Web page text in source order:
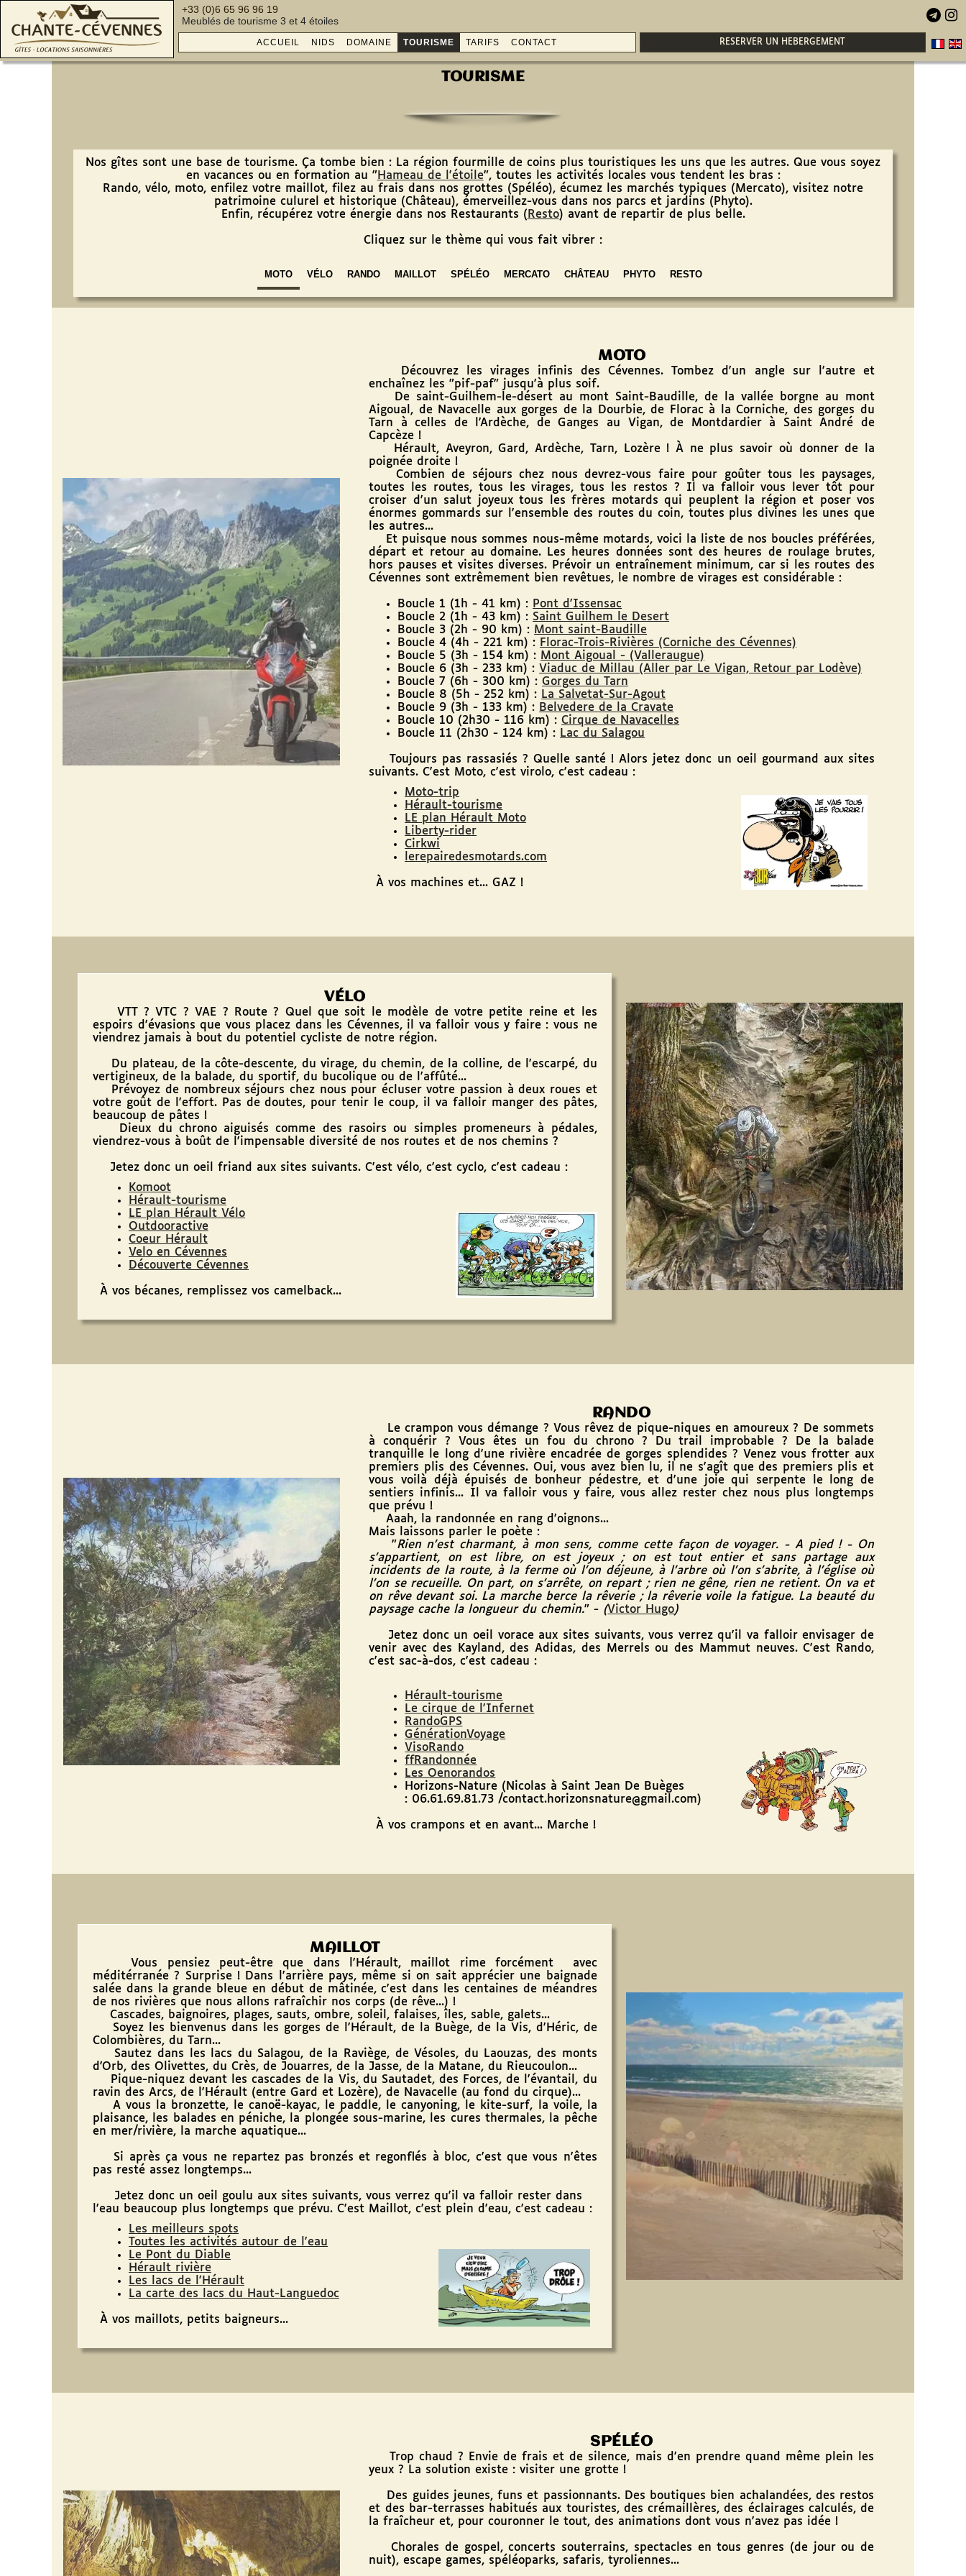
+33 (0)6 65 96 96 19
Meublés de tourisme 3 et 4 étoiles
 
ACCUEIL NIDS DOMAINE TOURISME TARIFS CONTACT RESERVER UN HEBERGEMENT
TOURISME
Nos gîtes sont une base de tourisme. Ça tombe bien : La région fourmille de coins plus touristiques les uns que les autres. Que vous soyez
en vacances ou en formation au " Hameau de l'étoile", toutes les activités locales vous tendent les bras :
Rando, vélo, moto, enfilez votre maillot, filez au frais dans nos grottes (Spéléo), écumez les marchés typiques (Mercato), visitez notre
patrimoine culurel et historique (Château), émerveillez-vous dans nos parcs et jardins (Phyto).
Enfin, récupérez votre énergie dans nos Restaurants ( Resto) avant de repartir de plus belle.
Cliquez sur le thème qui vous fait vibrer :
MOTO VÉLO RANDO MAILLOT SPÉLÉO MERCATO CHÂTEAU PHYTO RESTO
MOTO
Découvrez les virages infinis des Cévennes. Tombez d'un angle sur l'autre et
enchaînez les "pif-paf" jusqu'à plus soif.
De saint-Guilhem-le-désert au mont Saint-Baudille, de la vallée borgne au mont
Aigoual, de Navacelle aux gorges de la Dourbie, de Florac à la Corniche, des gorges du
Tarn à celles de l'Ardèche, de Ganges au Vigan, de Montdardier à Saint André de
Capcèze !
Hérault, Aveyron, Gard, Ardèche, Tarn, Lozère ! À ne plus savoir où donner de la
poignée droite !
Combien de séjours chez nous devrez-vous faire pour goûter tous les paysages,
toutes les routes, tous les virages, tous les restos ? Il va falloir vous lever tôt pour
croiser d'un salut joyeux tous les frères motards qui peuplent la région et poser vos
énormes gommards sur l'ensemble des routes du coin, toutes plus divines les unes que
les autres...
Et puisque nous sommes nous-même motards, voici la liste de nos boucles préférées,
départ et retour au domaine. Les heures données sont des heures de roulage brutes,
hors pauses et visites diverses. Prévoir un entraînement minimum, car si les routes des
Cévennes sont extrêmement bien revêtues, le nombre de virages est considérable :
Boucle 1 (1h - 41 km) : Pont d'Issensac
Boucle 2 (1h - 43 km) : Saint Guilhem le Desert
Boucle 3 (2h - 90 km) : Mont saint-Baudille
Boucle 4 (4h - 221 km) : Florac-Trois-Rivières (Corniche des Cévennes)
Boucle 5 (3h - 154 km) : Mont Aigoual - (Valleraugue)
Boucle 6 (3h - 233 km) : Viaduc de Millau (Aller par Le Vigan, Retour par Lodève)
Boucle 7 (6h - 300 km) :Gorges du Tarn
Boucle 8 (5h - 252 km) : La Salvetat-Sur-Agout
Boucle 9 (3h - 133 km) : Belvedere de la Cravate
Boucle 10 (2h30 - 116 km) :Cirque de Navacelles
Boucle 11 (2h30 - 124 km) : Lac du Salagou
Toujours pas rassasiés ? Quelle santé ! Alors jetez donc un oeil gourmand aux sites
suivants. C'est Moto, c'est virolo, c'est cadeau :
Moto-trip
Hérault-tourisme
LE plan Hérault Moto
Liberty-rider
Cirkwi
lerepairedesmotards.com
À vos machines et... GAZ !
VÉLO
VTT ? VTC ? VAE ? Route ? Quel que soit le modèle de votre petite reine et les
espoirs d'évasions que vous placez dans les Cévennes, il va falloir vous y faire : vous ne
viendrez jamais à bout du potentiel cycliste de notre région.
Du plateau, de la côte-descente, du virage, du chemin, de la colline, de l'escarpé, du
vertigineux, de la balade, du sportif, du bucolique ou de l'affûté...
Prévoyez de nombreux séjours chez nous pour écluser votre passion à deux roues et
votre goût de l'effort. Pas de doutes, pour tenir le coup, il va falloir manger des pâtes,
beaucoup de pâtes !
Dieux du chrono aiguisés comme des rasoirs ou simples promeneurs à pédales,
viendrez-vous à boût de l'impensable diversité de nos routes et de nos chemins ?
Jetez donc un oeil friand aux sites suivants. C'est vélo, c'est cyclo, c'est cadeau :
Komoot
Hérault-tourisme
LE plan Hérault Vélo
Outdooractive
Coeur Hérault
Velo en Cévennes
Découverte Cévennes
À vos bécanes, remplissez vos camelback...
RANDO
Le crampon vous démange ? Vous rêvez de pique-niques en amoureux ? De sommets
à conquérir ? Vous êtes un fou du chrono ? Du trail improbable ? De la balade
tranquille le long d'une rivière encadrée de gorges splendides ? Venez vous frotter aux
premiers plis des Cévennes. Oui, vous avez bien lu, il ne s'agît que des premiers plis et
vous voilà déjà épuisés de bonheur pédestre, et d'une joie qui serpente le long de
sentiers infinis... Il va falloir vous y faire, vous allez rester chez nous plus longtemps
que prévu !
Aaah, la randonnée en rang d'oignons...
Mais laissons parler le poète :
"Rien n'est charmant, à mon sens, comme cette façon de voyager. - A pied ! - On
s'appartient, on est libre, on est joyeux ; on est tout entier et sans partage aux
incidents de la route, à la ferme où l'on déjeune, à l'arbre où l'on s'abrite, à l'église où
l'on se recueille. On part, on s'arrête, on repart ; rien ne gêne, rien ne retient. On va et
on rêve devant soi. La marche berce la rêverie ; la rêverie voile la fatigue. La beauté du
paysage cache la longueur du chemin." - (Victor Hugo)
Jetez donc un oeil vorace aux sites suivants, vous verrez qu'il va falloir envisager de
venir avec des Kayland, des Adidas, des Merrels ou des Mammut neuves. C'est Rando,
c'est sac-à-dos, c'est cadeau :
Hérault-tourisme
Le cirque de l'Infernet
RandoGPS
GénérationVoyage
VisoRando
ffRandonnée
Les Oenorandos
Horizons-Nature (Nicolas à Saint Jean De Buèges
: 06.61.69.81.73 /contact.horizonsnature@gmail.com)
À vos crampons et en avant... Marche !
MAILLOT
Vous pensiez peut-être que dans l'Hérault, maillot rime forcément avec
méditérranée ? Surprise ! Dans l'arrière pays, même si on sait apprécier une baignade
salée dans la grande bleue en début de mâtinée, c'est dans les centaines de méandres
de nos rivières que nous allons rafraîchir nos corps (de rêve...) !
Cascades, baignoires, plages, sauts, ombre, soleil, falaises, îles, sable, galets...
Soyez les bienvenus dans les gorges de l'Hérault, de la Buège, de la Vis, d'Héric, de
Colombières, du Tarn...
Sautez dans les lacs du Salagou, de la Raviège, de Vésoles, du Laouzas, des monts
d'Orb, des Olivettes, du Crès, de Jouarres, de la Jasse, de la Matane, du Rieucoulon...
Pique-niquez devant les cascades de la Vis, du Sautadet, des Forces, de l'évantail, du
ravin des Arcs, de l'Hérault (entre Gard et Lozère), de Navacelle (au fond du cirque)...
A vous la bronzette, le canoë-kayac, le paddle, le canyoning, le kite-surf, la voile, la
plaisance, les balades en péniche, la plongée sous-marine, les cures thermales, la pêche
en mer/rivière, la marche aquatique...
Si après ça vous ne repartez pas bronzés et regonflés à bloc, c'est que vous n'êtes
pas resté assez longtemps...
Jetez donc un oeil goulu aux sites suivants, vous verrez qu'il va falloir rester dans
l'eau beaucoup plus longtemps que prévu. C'est Maillot, c'est plein d'eau, c'est cadeau :
Les meilleurs spots
Toutes les activités autour de l'eau
Le Pont du Diable
Hérault rivière
Les lacs de l'Hérault
La carte des lacs du Haut-Languedoc
À vos maillots, petits baigneurs...
SPÉLÉO
Trop chaud ? Envie de frais et de silence, mais d'en prendre quand même plein les
yeux ? La solution existe : visiter une grotte !
Des guides jeunes, funs et passionnants. Des boutiques bien achalandées, des restos
et des bar-terrasses habitués aux touristes, des crémaillères, des éclairages calculés, de
la fraîcheur et, pour couronner le tout, des animations dont vous n'avez pas idée !
Chorales de gospel, concerts souterrains, spectacles en tous genres (de jour ou de
nuit), escape games, spéléoparks, safaris, tyroliennes...